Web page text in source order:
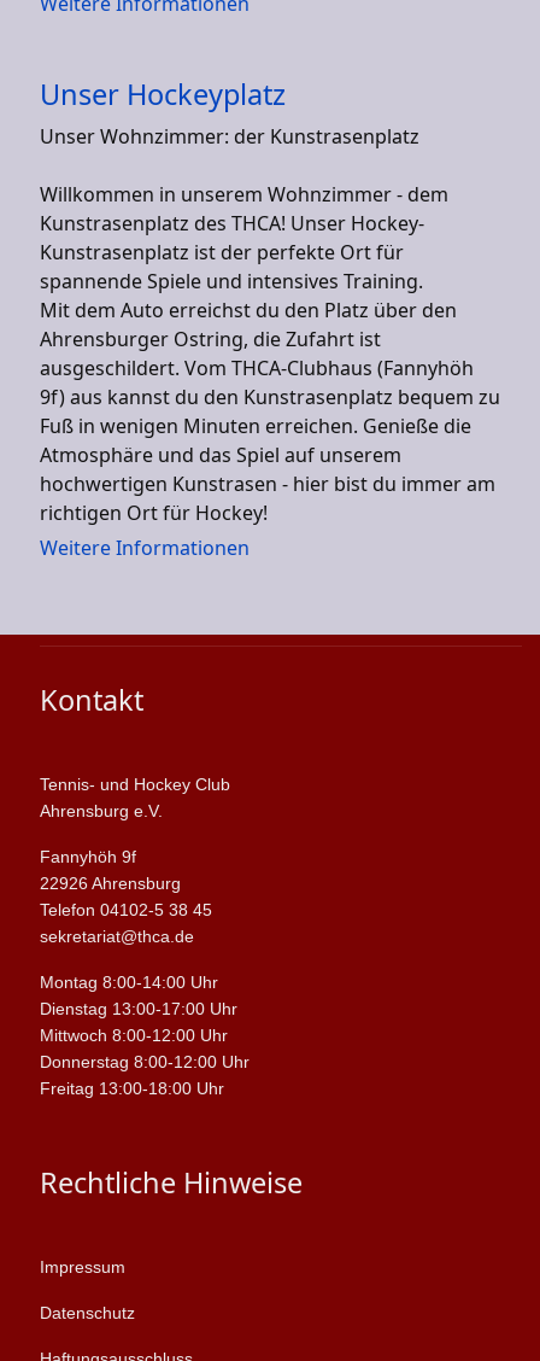
Unser Hockeyplatz
Unser Wohnzimmer: der Kunstrasenplatz
Willkommen in unserem Wohnzimmer - dem
Kunstrasenplatz des THCA! Unser Hockey-
Kunstrasenplatz ist der perfekte Ort für
spannende Spiele und intensives Training.
Mit dem Auto erreichst du den Platz über den
Ahrensburger Ostring, die Zufahrt ist
ausgeschildert. Vom THCA-Clubhaus (Fannyhöh
9f) aus kannst du den Kunstrasenplatz bequem zu
Fuß in wenigen Minuten erreichen. Genieße die
Atmosphäre und das Spiel auf unserem
hochwertigen Kunstrasen - hier bist du immer am
richtigen Ort für Hockey!
Weitere Informationen
Kontakt
Tennis- und Hockey Club
Ahrensburg e.V.
Fannyhöh 9f
22926 Ahrensburg
Telefon 04102-5 38 45
sekretariat@thca.de
Montag 8:00-14:00 Uhr
Dienstag 13:00-17:00 Uhr
Mittwoch 8:00-12:00 Uhr
Donnerstag 8:00-12:00 Uhr
Freitag 13:00-18:00 Uhr
Rechtliche Hinweise
Impressum
Datenschutz